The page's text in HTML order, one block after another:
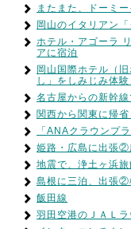
またまた、ドーミ
岡山のイタリアン
ホテル・アゴーラ
アに宿泊
岡山国際ホテル（
し」をしみじみ体験
名古屋からの新幹
関西から関東に帰
「ANAクラウンプ
姫路・広島に出張②
地震で、浄土ヶ浜旅
島根に三泊、出張②
飯田線
羽田空港のＪＡＬ